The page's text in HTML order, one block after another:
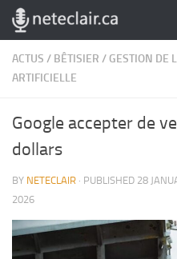
Skip to content
ACTUS / BÊTISIER / GESTION DE
ARTIFICIELLE
Google accepter de
dollars
BY NETECLAIR · PUBLISHED 28
2026